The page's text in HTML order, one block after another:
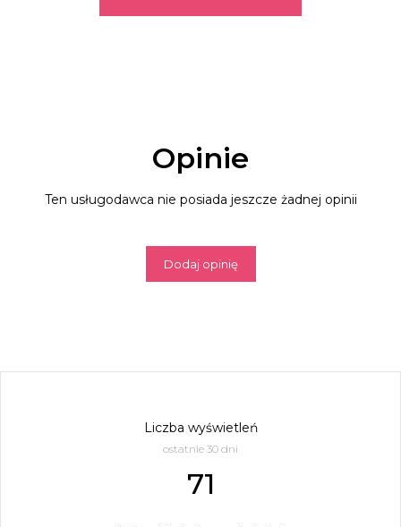
Opinie
Ten usługodawca nie posiada jeszcze żadnej opinii
Dodaj opinię
Liczba wyświetleń
ostatnie 30 dni
71